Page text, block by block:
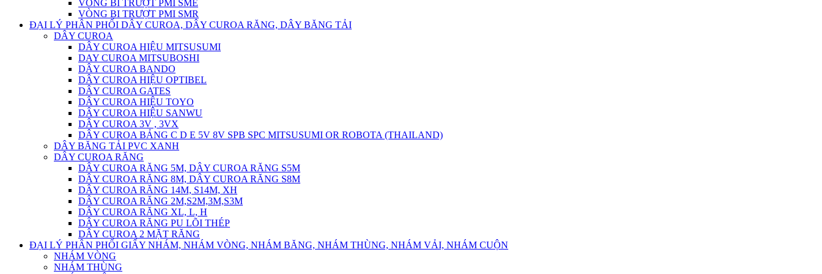
VÒNG BI TRƯỢT PMI SME
VÒNG BI TRƯỢT PMI SMR
ĐẠI LÝ PHÂN PHỐI DÂY CUROA, DÂY CUROA RĂNG, DÂY BĂNG TẢI
DÂY CUROA
DÂY CUROA HIỆU MITSUSUMI
DAY CUROA MITSUBOSHI
DÂY CUROA BANDO
DÂY CUROA HIỆU OPTIBEL
DÂY CUROA GATES
DÂY CUROA HIỆU TOYO
DÂY CUROA HIỆU SANWU
DÂY CUROA 3V , 3VX
DÂY CUROA BẢNG C D E 5V 8V SPB SPC MITSUSUMI OR ROBOTA (THAILAND)
DÂY BĂNG TẢI PVC XANH
DÂY CUROA RĂNG
DÂY CUROA RĂNG 5M, DÂY CUROA RĂNG S5M
DÂY CUROA RĂNG 8M, DÂY CUROA RĂNG S8M
DÂY CUROA RĂNG 14M, S14M, XH
DÂY CUROA RĂNG 2M,S2M,3M,S3M
DÂY CUROA RĂNG XL, L, H
DÂY CUROA RĂNG PU LÕI THÉP
DÂY CUROA 2 MẶT RĂNG
ĐẠI LÝ PHÂN PHỐI GIẤY NHÁM, NHÁM VÒNG, NHÁM BĂNG, NHÁM THÙNG, NHÁM VẢI, NHÁM CUỘN
NHÁM VÒNG
NHÁM THÙNG